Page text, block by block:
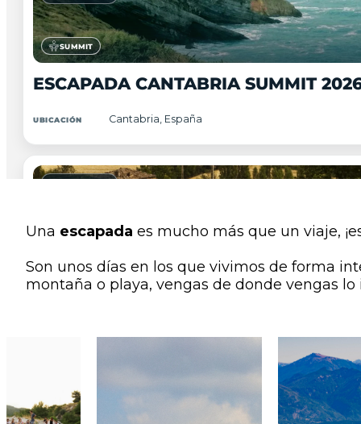
SUMMIT
ESCAPADA CANTABRIA SUMMIT
UBICACIÓN Cantabria, España
FAMILY TRIP CIFUENTES 2026
14-30
Una escapada es mucho más que un viaje,
Son unos días en los que vivimos de forma
montaña o playa, vengas de donde vengas